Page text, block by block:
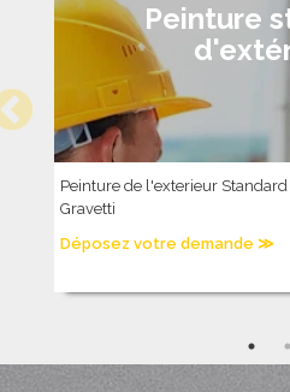
Peinture
Peinture de l'exterieur
Gravetti
Déposez votre demande ≫